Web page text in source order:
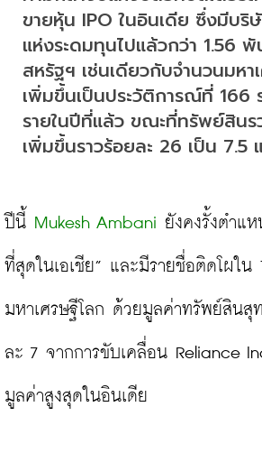
ขายหุ้น IPO ในอินเดีย ซึ่งมีบริ
แห่งระดมทุนไปแล้วกว่า 1.56
สหรัฐฯ เช่นเดียวกับจำนวนมห
เพิ่มขึ้นเป็นประวัติการณ์ที่ 166
รายในปีที่แล้ว ขณะที่ทรัพย์สินร
เพิ่มขึ้นราวร้อยละ 26 เป็น 7.5
ปีนี้ Mukesh Ambani ยังคงรั้งตำแ
ที่สุดในเอเชีย” และมีรายชื่อติดโผใน
มหาเศรษฐีโลก ด้วยมูลค่าทรัพย์สินสุ
ละ 7 จากการขับเคลื่อน Reliance
มูลค่าสูงสุดในอินเดีย